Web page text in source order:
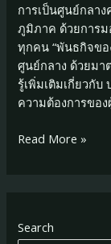
การเป็นศูนย์กลา
ภูมิภาค ด้วยการ
ทุกคน “พันธกิจขอ
ศูนย์กลาง ด้วยมา
รู้เพิ่มเติมเกี่ยวกั
ความต้องการขอ
เว็บ
พนัน
Read More »
Search